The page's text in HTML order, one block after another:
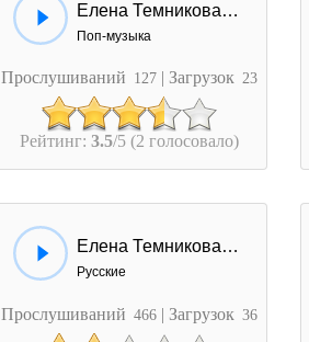
Елена Темникова - Тепло
Поп-музыка
Прослушиваний 127 | Загрузок 23
Рейтинг: 3.5/5 (2 голосовало)
Елена Темникова - Жара
Русские
Прослушиваний 466 | Загрузок 36